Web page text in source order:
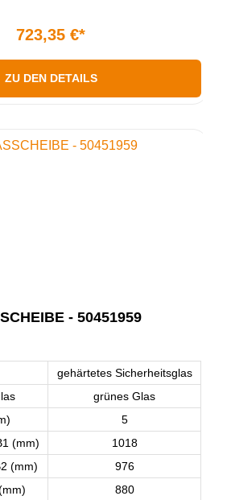
723,35 €*
ZU DEN DETAILS
- 50451959
gehärtetes Sicherheitsglas
grünes Glas
5
(mm)
1018
(mm)
976
880